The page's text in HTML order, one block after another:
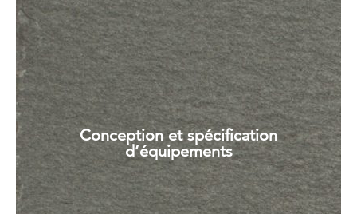
Conception et spécification
d’équipements